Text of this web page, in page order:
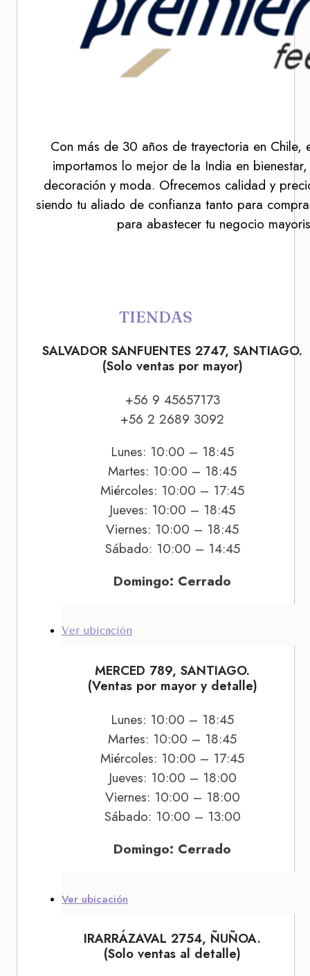
Con más de 30 años de trayectoria en Chile,
importamos lo mejor de la India en
decoración y moda. Ofrecemos calidad y
siendo tu aliado de confianza tanto para
para abastecer tu negocio
TIENDAS
SALVADOR SANFUENTES 2747, SANTIAGO.
(Solo ventas por mayor)
+56 9 45657173
+56 2 2689 3092
Lunes: 10:00 – 18:45
Martes: 10:00 – 18:45
Miércoles: 10:00 – 17:45
Jueves: 10:00 – 18:45
Viernes: 10:00 – 18:45
Sábado: 10:00 – 14:45
Domingo: Cerrado
Ver ubicación
MERCED 789, SANTIAGO.
(Ventas por mayor y detalle)
Lunes: 10:00 – 18:45
Martes: 10:00 – 18:45
Miércoles: 10:00 – 17:45
Jueves: 10:00 – 18:00
Viernes: 10:00 – 18:00
Sábado: 10:00 – 13:00
Domingo: Cerrado
Ver ubicación
IRARRÁZAVAL 2754, ÑUÑOA.
(Solo ventas al detalle)